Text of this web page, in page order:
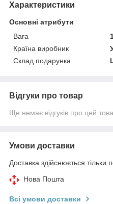
Характеристики
Основні атрибути
Вага
Країна виробник
Склад подарунка
Відгуки про товар
Ще немає відгуків про цей
Умови доставки
Доставка здійснюється тільки
Нова Пошта
Всі умови доставки